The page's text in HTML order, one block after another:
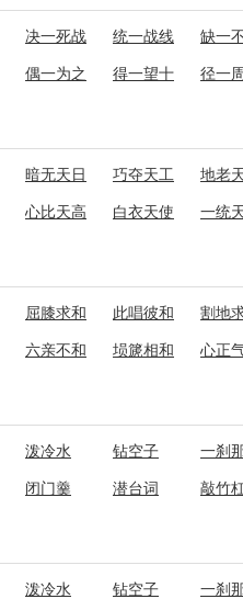
决一死战 统一战线 缺一
偶一为之 得一望十 径一
暗无天日 巧夺天工 地老
心比天高 白衣天使 一统
屈膝求和 此唱彼和 割地
六亲不和 埙篪相和 心正
泼冷水 钻空子 一刹
闭门羹 潜台词 敲竹
泼冷水 钻空子 一刹